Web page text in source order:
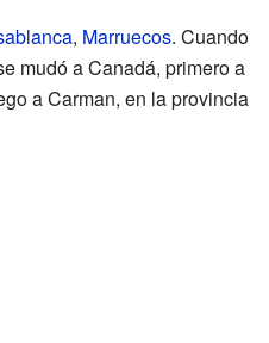
, Marruecos. Cuando
mudó a Canadá, primero a
a Carman, en la provincia